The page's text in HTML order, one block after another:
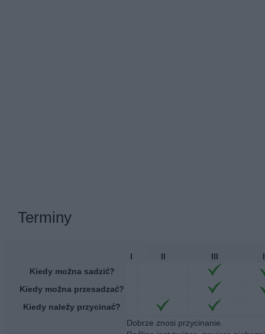
Terminy
I II III
Kiedy można sadzić?
Kiedy można przesadzać?
Kiedy należy przycinać?
Dobrze znosi przycinanie.